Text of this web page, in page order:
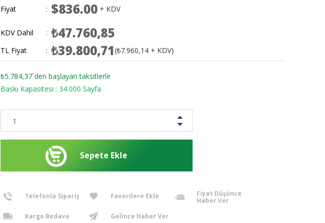
Fiyat : $836.00 + KDV
KDV Dahil : ₺47.760,85
TL Fiyat : ₺39.800,71(₺7.960,14 + KDV)
₺5.784,37`den başlayan taksitlerle
Baskı Kapasitesi : 34.000 Sayfa
Telefonla Sipariş Favorilere Ekle
Fiyat Düşünce
Haber Ver
Kargo Bedava
Gelince Haber Ver